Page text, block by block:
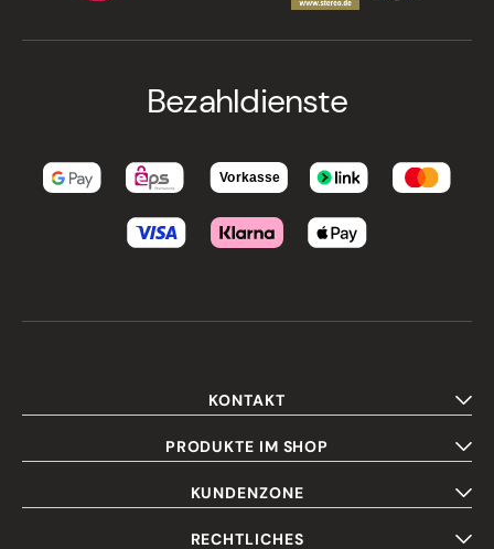
Bezahldienste
KONTAKT
PRODUKTE IM SHOP
KUNDENZONE
RECHTLICHES